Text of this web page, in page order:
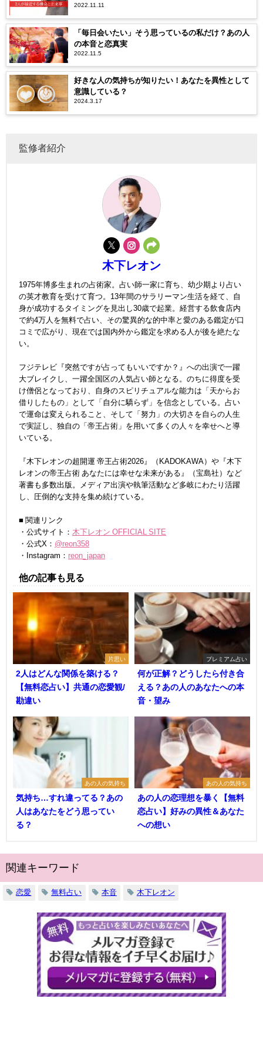
2022.11.11
「毎日会いたい」そう思っているの私だけ？あの人
の本音と恋真実
2022.11.5
好きな人の気持ちが知りたい！あなたを異性として
意識している？
2024.3.17
監修者紹介
木下レオン
1975年博多生まれの占術家。占い師一家に育ち、幼少期より占い
の英才教育を受けて育つ。13年間のサラリーマン生活を経て、自
身が成功するタイミングを見出し30歳で起業。経営する飲食店内
で約4万人を無料で占い、その驚異的な的中率と愛のある鑑定が口
コミで広がり、現在では国内外から鑑定を求める人が後を絶たな
い。
フジテレビ『突然ですが占ってもいいですか？』への出演で一躍
大ブレイクし、一躍全国区の人気占い師となる。のちに得度を受
け僧侶となっており、自身のスピリチュアルな能力は「天からお
借りしたもの」として「自分に驕らず」を信念としている。占い
で運命は変えられること、そして「努力」の大切さを自らの人生
で実証し、独自の「帝王占術」を用いて多くの人々を幸せへと導
いている。
『木下レオンの超開運 帝王占術2026』（KADOKAWA）や『木下
レオンの帝王占術 あなたには幸せな未来がある』（宝島社）など
著書も多数出版。メディア出演や執筆活動など多岐にわたり活躍
し、圧倒的な支持を集め続けている。
■ 関連リンク
・公式サイト： 木下レオン OFFICIAL SITE
・公式X： @reon358
・Instagram： reon_japan
他の記事も見る
片思い
2人はどんな関係を築ける？
【無料恋占い】共通の恋愛観/
勘違い
プレミアム占い
何が正解？どうしたら付き合
える？あの人のあなたへの本
音・望み
あの人の気持ち
気持ち…すれ違ってる？あの
人はあなたをどう思ってい
る？
あの人の気持ち
あの人の恋理想を暴く【無料
恋占い】好みの異性＆あなた
への想い
関連キーワード
恋愛 無料占い 本音 木下レオン